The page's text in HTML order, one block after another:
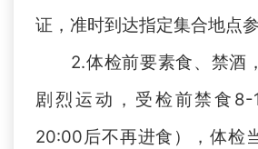
证，准时到达指定集合地点
2.体检前要素食、禁酒
剧烈运动，受检前禁食 8-
20:00后不再进食），体检